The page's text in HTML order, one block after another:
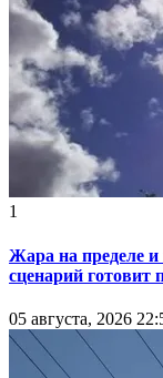
1
Жара на пределе и
сценарий готовит
05 августа, 2026